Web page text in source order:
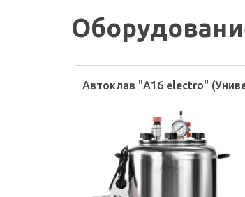
Автоклав "А16 electro"